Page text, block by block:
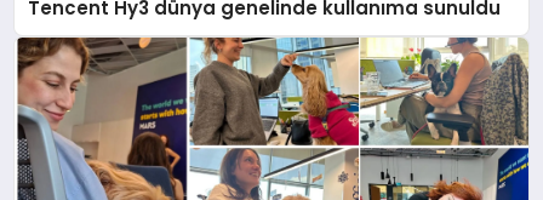
Tencent Hy3 dünya genelinde kullanıma sunuldu